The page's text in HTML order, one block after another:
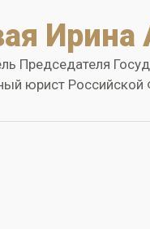
Ирина
Председателя
юрист Российской